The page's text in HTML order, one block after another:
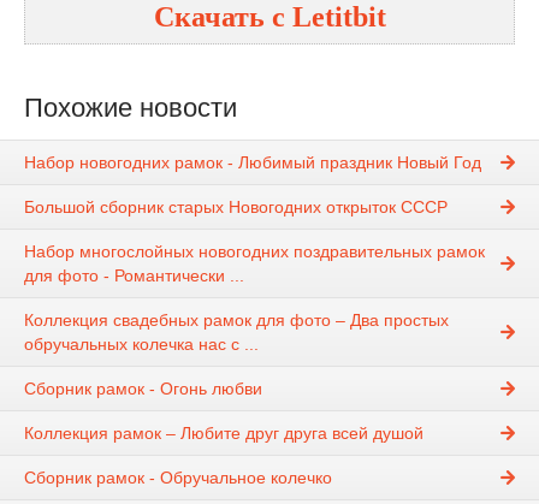
Скачать с Letitbit
Похожие новости
Набор новогодних рамок - Любимый праздник Новый Год
Большой сборник старых Новогодних открыток СССР
Набор многослойных новогодних поздравительных рамок
для фото - Романтически ...
Коллекция свадебных рамок для фото – Два простых
обручальных колечка нас с ...
Сборник рамок - Огонь любви
Коллекция рамок – Любите друг друга всей душой
Сборник рамок - Обручальное колечко